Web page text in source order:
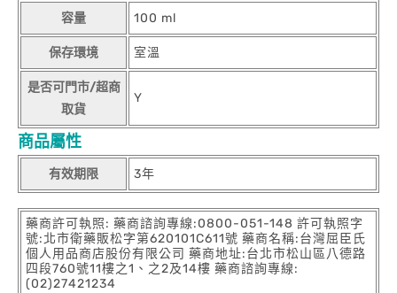
容量 100 ml
保存環境 室溫
是否可門市/超商
取貨
Y
商品屬性
有效期限 3年
藥商許可執照: 藥商諮詢專線:0800-051-148 許可執照字
號:北市衛藥販松字第620101C611號 藥商名稱:台灣屈臣氏
個人用品商店股份有限公司 藥商地址:台北市松山區八德路
四段760號11樓之1、之2及14樓 藥商諮詢專線:
(02)27421234